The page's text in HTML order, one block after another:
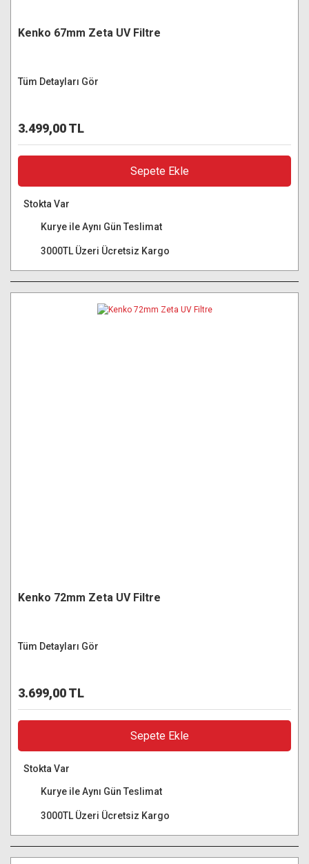
Kenko 67mm Zeta UV Filtre
Tüm Detayları Gör
3.499,00 TL
Sepete Ekle
Stokta Var
Kurye ile Aynı Gün Teslimat
3000TL Üzeri Ücretsiz Kargo
Kenko 72mm Zeta UV Filtre
Tüm Detayları Gör
3.699,00 TL
Sepete Ekle
Stokta Var
Kurye ile Aynı Gün Teslimat
3000TL Üzeri Ücretsiz Kargo